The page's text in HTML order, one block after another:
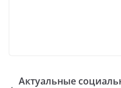
Актуальные